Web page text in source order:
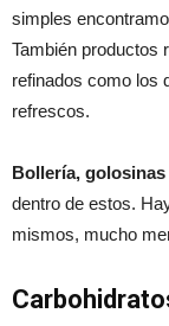
simples
También productos
refinados como los
refrescos.
Bollería,
dentro de estos.
mismos, mucho